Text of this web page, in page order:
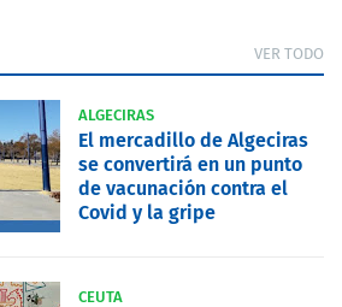
VER TODO
ALGECIRAS
El mercadillo de Algeciras
se convertirá en un punto
de vacunación contra el
Covid y la gripe
CEUTA